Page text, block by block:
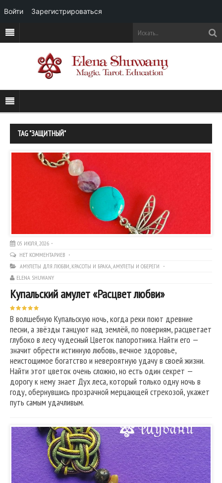
TAG "ЗАЩИТНЫЙ"
05 ИЮЛЯ, 2026
НЕТ КОММЕНТАРИЕВ
АМУЛЕТЫ ДЛЯ ЛЮБВИ, КРАСОТЫ И БРАКА,АМУЛЕТЫ И ОБЕРЕГИ
ELENA SHUWANY
Купальский амулет «Расцвет любви»
В волшебную Купальскую ночь, когда реки поют древние
песни, а звёзды танцуют над землёй, по повериям, расцветает
глубоко в лесу чудесный Цветок папоротника. Найти его —
значит обрести истинную любовь, вечное здоровье,
неистощимое богатство и невероятную удачу в своей жизни.
Найти этот цветок очень сложно, но есть один секрет —
дорогу к нему знает Дух леса, который только одну ночь в
году, обернувшись прозрачной мерцающей стрекозой, укажет
путь самым удачливым.
Войти Зарегистрироваться